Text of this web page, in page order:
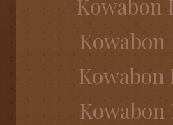
Kowabon
Kowabon
Kowabon
Kowabon